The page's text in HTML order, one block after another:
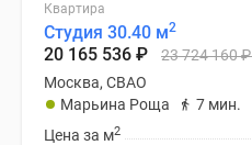
Квартира
Студия 30.40 м2
20 165 536 ₽ 23 724 160₽
Москва, СВАО
Марьина Роща
7 мин.
Цена за м2